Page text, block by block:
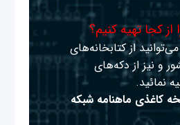
از کجا تهیه کنیم؟
از کتابخانه‌های
و نیز از دکه‌های
نمائید.
کاغذی ماهنامه شبکه